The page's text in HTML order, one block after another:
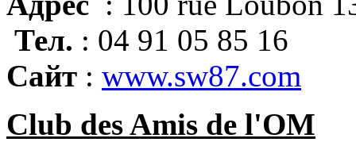
Тел. : 04 91 05 85 16
Сайт : www.sw87.com
Club des Amis de l'OM